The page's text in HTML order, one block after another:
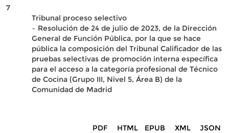
7
Tribunal proceso selectivo
– Resolución de 24 de julio de 2023, de la Dirección
General de Función Pública, por la que se hace
pública la composición del Tribunal Calificador de las
pruebas selectivas de promoción interna específica
para el acceso a la categoría profesional de Técnico
de Cocina (Grupo III, Nivel 5, Área B) de la
Comunidad de Madrid
PDF HTML EPUB XML JSON